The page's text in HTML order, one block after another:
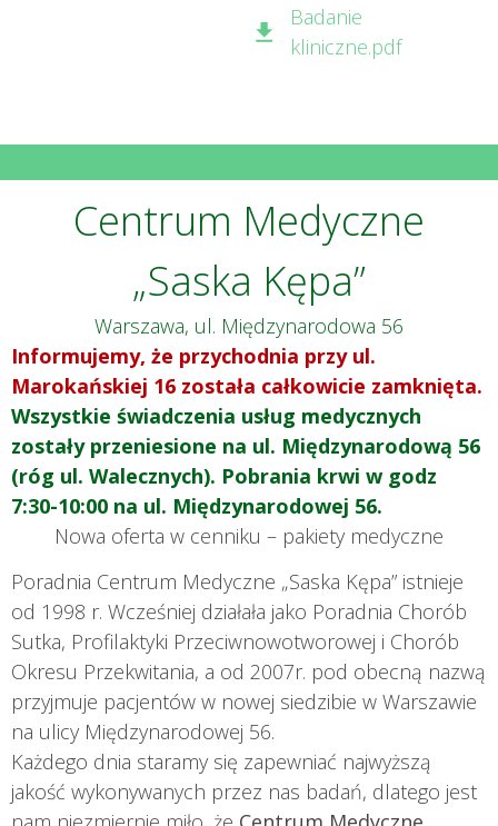
Badanie
kliniczne.pdf
Centrum Medyczne
„Saska Kępa”
Warszawa, ul. Międzynarodowa 56
Informujemy, że przychodnia przy ul.
Marokańskiej 16 została całkowicie zamknięta.
Wszystkie świadczenia usług medycznych
zostały przeniesione na ul. Międzynarodową 56
(róg ul. Walecznych). Pobrania krwi w godz
7:30-10:00 na ul. Międzynarodowej 56.
Nowa oferta w cenniku – pakiety medyczne
Poradnia Centrum Medyczne „Saska Kępa” istnieje
od 1998 r. Wcześniej działała jako Poradnia Chorób
Sutka, Profilaktyki Przeciwnowotworowej i Chorób
Okresu Przekwitania, a od 2007r. pod obecną nazwą
przyjmuje pacjentów w nowej siedzibie w Warszawie
na ulicy Międzynarodowej 56.
Każdego dnia staramy się zapewniać najwyższą
jakość wykonywanych przez nas badań, dlatego jest